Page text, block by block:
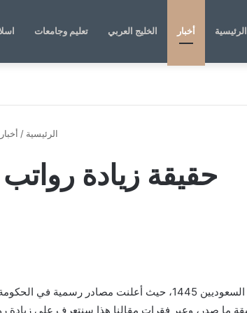
الرئيسية أخبار الخليج العربي تعليم وجامعات
الرئيسية / أخبار
حقيقة زيادة رواتب
حقيقة زيادة رواتب المتقاعدين السعوديين 1445،